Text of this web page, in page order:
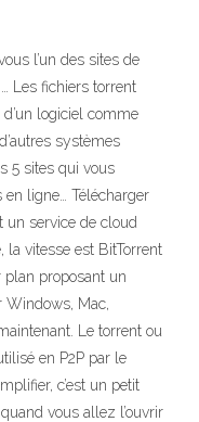
l’un des sites de
Les fichiers torrent
logiciel comme
systèmes
5 sites qui vous
ligne… Télécharger
service de cloud
la vitesse est BitTorrent
plan proposant un
Windows, Mac,
Le torrent ou
en P2P par le
c’est un petit
vous allez l’ouvrir